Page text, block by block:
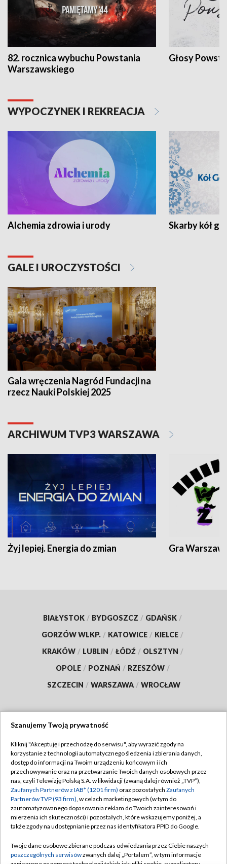
82. rocznica wybuchu Powstania
Warszawskiego
Głosy
WYPOCZYNEK I REKREACJA
Alchemia zdrowia i urody Skarby kół
GALE I UROCZYSTOŚCI
Gala wręczenia Nagród Fundacji na
rzecz Nauki Polskiej 2025
ARCHIWUM TVP3 WARSZAWA
Żyj lepiej. Energia do zmian Gra
BIAŁYSTOK / BYDGOSZCZ / GDAŃSK /
GORZÓW WLKP. / KATOWICE / KIELCE /
KRAKÓW / LUBLIN / ŁÓDŹ / OLSZTYN /
OPOLE / POZNAŃ / RZESZÓW /
SZCZECIN / WARSZAWA / WROCŁAW
TVP
Abonament TVP
Emisja w TVP
Centrum informacji TVP
Naziemna Telewizja Cyfrowa
Rada Programowa
Regulamin TVP
Polityka prywatności
Moje zgody
Pomoc
Kontakt
Szanujemy Twoją prywatność
Kliknij "Akceptuję i przechodzę do serwisu", aby wyrazić zgody na
korzystanie z technologii automatycznego śledzenia i zbierania danych,
dostęp do informacji na Twoim urządzeniu końcowym i ich
przechowywanie oraz na przetwarzanie Twoich danych osobowych przez
nas, czyli Telewizję Polską S.A. w likwidacji (zwaną dalej również „TVP”),
Zaufanych Partnerów z IAB* (1201 firm) oraz pozostałych Zaufanych
Partnerów TVP (93 firm), w celach marketingowych (w tym do
zautomatyzowanego dopasowania reklam do Twoich zainteresowań i
mierzenia ich skuteczności) i pozostałych, które wskazujemy poniżej, a
także zgody na udostępnianie przez nas identyfikatora PPID do Google.
Twoje dane osobowe zbierane podczas odwiedzania przez Ciebie naszych
poszczególnych serwisówzwanych dalej „Portalem”, w tym informacje